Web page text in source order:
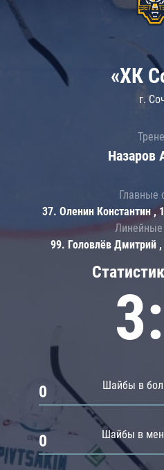
Шайбы в
0
Шайбы в
0
«ХК
г.
Назаров
Главные
37. Оленин Константин ,
Линейные
99. Головлёв Дмитрий